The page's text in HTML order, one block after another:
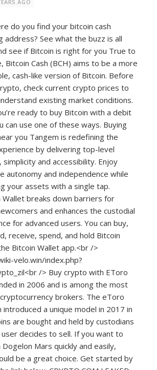
AGO
do you find your bitcoin cash
address? See what the buzz is all
see if Bitcoin is right for you True to
Bitcoin Cash (BCH) aims to be a more
cash-like version of Bitcoin. Before
check current crypto prices to
existing market conditions.
ready to buy Bitcoin with a debit
can use one of these ways. Buying
you Tangem is redefining the
by delivering top-level
simplicity and accessibility. Enjoy
autonomy and independence while
your assets with a single tap.
Wallet breaks down barriers for
and enhances the custodial
for advanced users. You can buy,
receive, spend, and hold Bitcoin
Bitcoin Wallet app.<br />
velo.win/index.php?
/> Buy crypto with EToro
in 2006 and is among the most
brokers. The eToro
a unique model in 2017 in
are bought and held by custodians
decides to sell. If you want to
Mars quickly and easily,
be a great choice. Get started by